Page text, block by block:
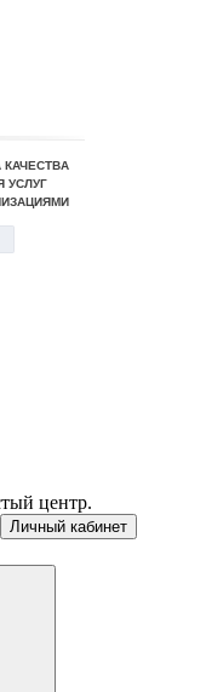
центр.
Личный кабинет